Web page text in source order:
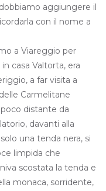
aggiungere il
con il nome a
a Viareggio per
casa Valtorta, era
a far visita a
Carmelitane
distante da
davanti alla
una tenda nera, si
limpida che
scostata la tenda e
monaca, sorridente,